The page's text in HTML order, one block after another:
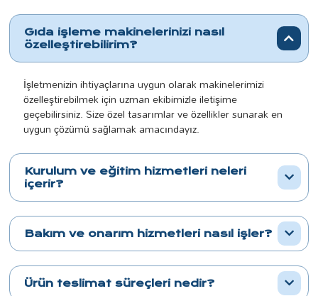
Gıda işleme makinelerinizi nasıl
özelleştirebilirim?
İşletmenizin ihtiyaçlarına uygun olarak makinelerimizi
özelleştirebilmek için uzman ekibimizle iletişime
geçebilirsiniz. Size özel tasarımlar ve özellikler sunarak en
uygun çözümü sağlamak amacındayız.
Kurulum ve eğitim hizmetleri neleri
içerir?
Bakım ve onarım hizmetleri nasıl işler?
Ürün teslimat süreçleri nedir?